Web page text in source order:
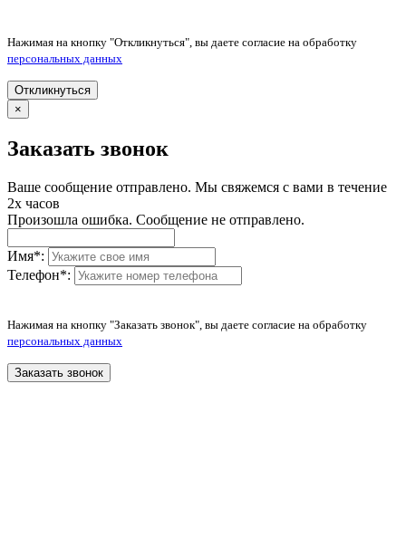
Нажимая на кнопку "Откликнуться", вы даете согласие на обработку
персональных данных
Откликнуться
×
Заказать звонок
Ваше сообщение отправлено. Мы свяжемся с вами в течение
2х часов
Произошла ошибка. Сообщение не отправлено.
Имя*:
Телефон*:
Нажимая на кнопку "Заказать звонок", вы даете согласие на обработку
персональных данных
Заказать звонок